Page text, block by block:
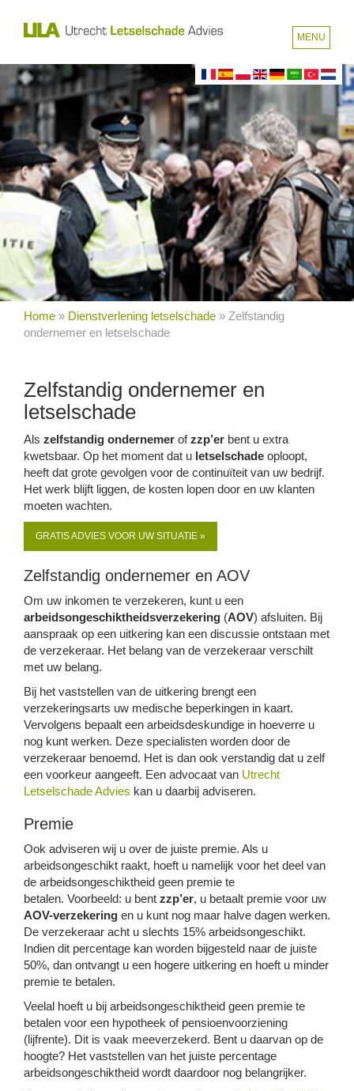
MENU
Home » Dienstverlening letselschade » Zelfstandig
ondernemer en letselschade
Zelfstandig ondernemer en
letselschade
Als zelfstandig ondernemer ofzzp’er bent u extra
kwetsbaar. Op het moment dat u letselschade oploopt,
heeft dat grote gevolgen voor de continuïteit van uw bedrijf.
Het werk blijft liggen, de kosten lopen door en uw klanten
moeten wachten.
GRATIS ADVIES VOOR UW SITUATIE »
Zelfstandig ondernemer en AOV
Om uw inkomen te verzekeren, kunt u een
arbeidsongeschiktheidsverzekering (AOV) afsluiten. Bij
aanspraak op een uitkering kan een discussie ontstaan met
de verzekeraar. Het belang van de verzekeraar verschilt
met uw belang.
Bij het vaststellen van de uitkering brengt een
verzekeringsarts uw medische beperkingen in kaart.
Vervolgens bepaalt een arbeidsdeskundige in hoeverre u
nog kunt werken. Deze specialisten worden door de
verzekeraar benoemd. Het is dan ook verstandig dat u zelf
een voorkeur aangeeft. Een advocaat van Utrecht
Letselschade Advies kan u daarbij adviseren.
Premie
Ook adviseren wij u over de juiste premie. Als u
arbeidsongeschikt raakt, hoeft u namelijk voor het deel van
de arbeidsongeschiktheid geen premie te
betalen. Voorbeeld: u bent zzp’er, u betaalt premie voor uw
AOV-verzekering en u kunt nog maar halve dagen werken.
De verzekeraar acht u slechts 15% arbeidsongeschikt.
Indien dit percentage kan worden bijgesteld naar de juiste
50%, dan ontvangt u een hogere uitkering en hoeft u minder
premie te betalen.
Veelal hoeft u bij arbeidsongeschiktheid geen premie te
betalen voor een hypotheek of pensioenvoorziening
(lijfrente). Dit is vaak meeverzekerd. Bent u daarvan op de
hoogte? Het vaststellen van het juiste percentage
arbeidsongeschiktheid wordt daardoor nog belangrijker.